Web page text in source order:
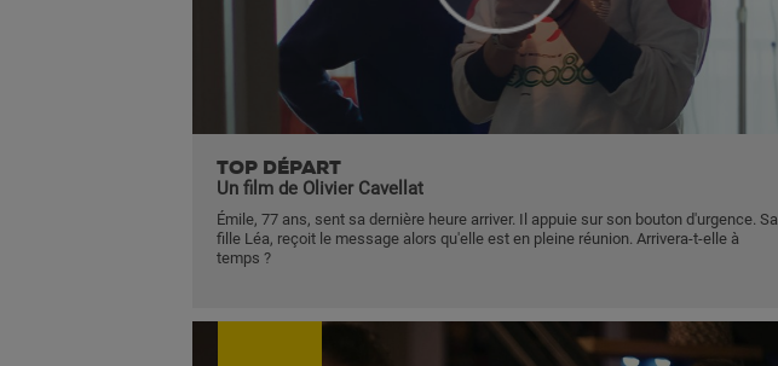
TOP DÉPART
Un film de Olivier Cavellat
Émile, 77 ans, sent sa dernière heure arriver. Il appuie sur son bouton d'urgence. Sa
fille Léa, reçoit le message alors qu'elle est en pleine réunion. Arrivera-t-elle à
temps ?